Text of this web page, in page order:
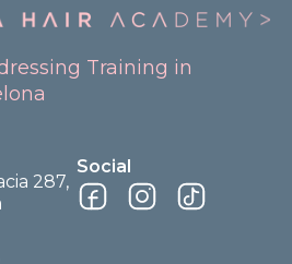
Training in
287,
Social